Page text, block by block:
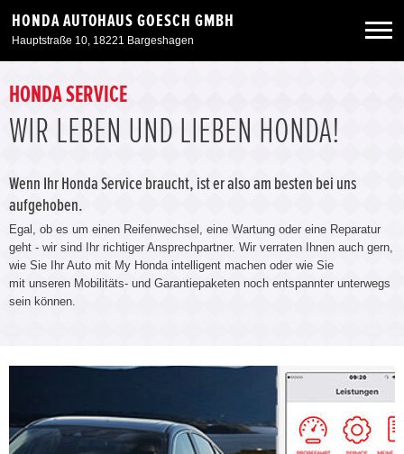
HONDA AUTOHAUS GOESCH GMBH
Hauptstraße 10, 18221 Bargeshagen
Neuwagen
Gebrauchtwagen
Angebote
Service & Zubehör
Unser Autohaus
HONDA SERVICE
WIR LEBEN UND LIEBEN HONDA!
Wenn Ihr Honda Service braucht, ist er also am besten bei uns
aufgehoben.
Egal, ob es um einen Reifenwechsel, eine Wartung oder eine Reparatur
geht - wir sind Ihr richtiger Ansprechpartner. Wir verraten Ihnen auch gern,
wie Sie Ihr Auto mit My Honda intelligent machen oder wie Sie
mit unseren Mobilitäts- und Garantiepaketen noch entspannter unterwegs
sein können.